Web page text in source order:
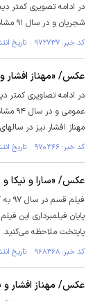
در ادامه تصویری کمتر
شجریان و در سال ۹۱ مشاهده خواهید کرد.
کد خبر: ۹۷۲۷۳۷ تاریخ انتشار : ۱۴۰۳/۱۲/۰۷
عکس/ «مهناز افشار
در ادامه تصاویری کمتر
مهناز افشار نیز در
کد خبر: ۹۷۰۳۶۶ تاریخ انتشار : ۱۴۰۳/۱۱/۲۷
عکس/ «سارا و نیکا و
پایان فیلمبرداری این
پایتخت ملاحظه می‌کنید.
کد خبر: ۹۶۸۳۶۸ تاریخ انتشار : ۱۴۰۳/۱۱/۱۶
عکس/ مهناز افشار و